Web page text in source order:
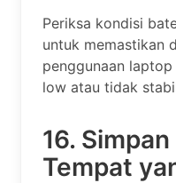
Periksa kondisi
untuk memastikan
penggunaan
low atau tidak
16.
Tempat